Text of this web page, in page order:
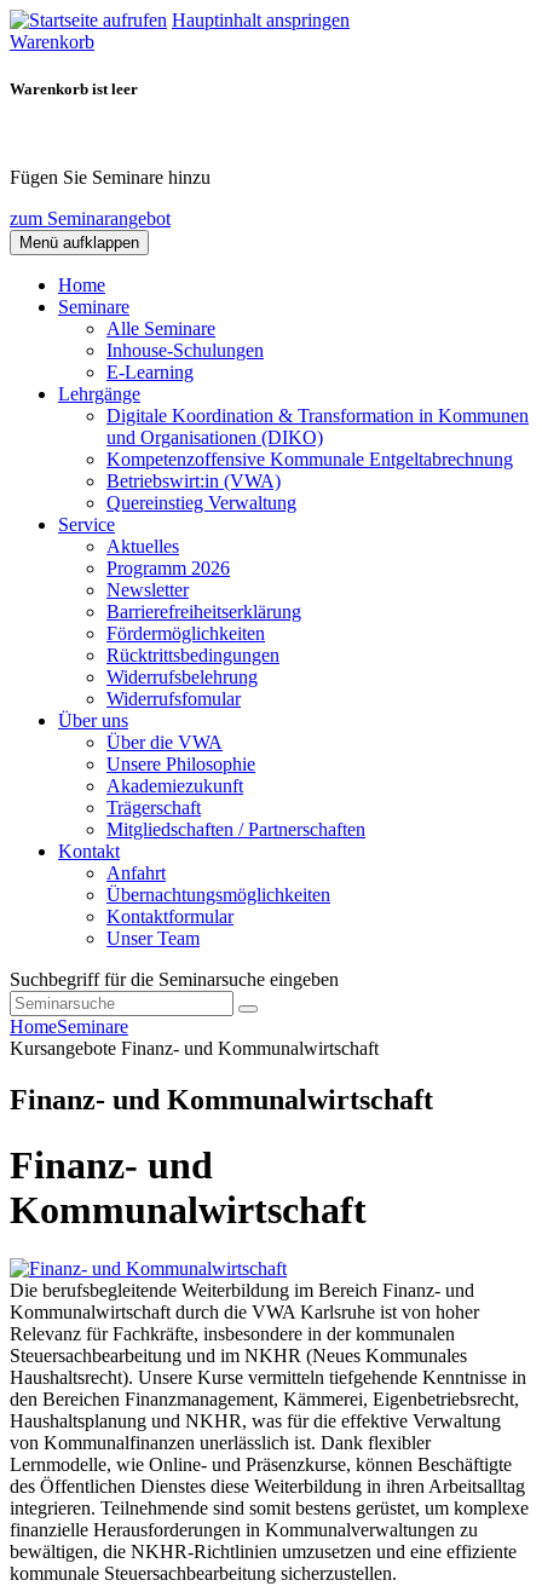
Hauptinhalt anspringen
Warenkorb
Warenkorb ist leer
Fügen Sie Seminare hinzu
zum Seminarangebot
Menü aufklappen
Home
Seminare
Alle Seminare
Inhouse-Schulungen
E-Learning
Lehrgänge
Digitale Koordination & Transformation in Kommunen
und Organisationen (DIKO)
Kompetenzoffensive Kommunale Entgeltabrechnung
Betriebswirt:in (VWA)
Quereinstieg Verwaltung
Service
Aktuelles
Programm 2026
Newsletter
Barrierefreiheitserklärung
Fördermöglichkeiten
Rücktrittsbedingungen
Widerrufsbelehrung
Widerrufsfomular
Über uns
Über die VWA
Unsere Philosophie
Akademiezukunft
Trägerschaft
Mitgliedschaften / Partnerschaften
Kontakt
Anfahrt
Übernachtungsmöglichkeiten
Kontaktformular
Unser Team
Suchbegriff für die Seminarsuche eingeben
HomeSeminare
Kursangebote Finanz- und Kommunalwirtschaft
Finanz- und Kommunalwirtschaft
Finanz- und
Kommunalwirtschaft
Die berufsbegleitende Weiterbildung im Bereich Finanz- und
Kommunalwirtschaft durch die VWA Karlsruhe ist von hoher
Relevanz für Fachkräfte, insbesondere in der kommunalen
Steuersachbearbeitung und im NKHR (Neues Kommunales
Haushaltsrecht). Unsere Kurse vermitteln tiefgehende Kenntnisse in
den Bereichen Finanzmanagement, Kämmerei, Eigenbetriebsrecht,
Haushaltsplanung und NKHR, was für die effektive Verwaltung
von Kommunalfinanzen unerlässlich ist. Dank flexibler
Lernmodelle, wie Online- und Präsenzkurse, können Beschäftigte
des Öffentlichen Dienstes diese Weiterbildung in ihren Arbeitsalltag
integrieren. Teilnehmende sind somit bestens gerüstet, um komplexe
finanzielle Herausforderungen in Kommunalverwaltungen zu
bewältigen, die NKHR-Richtlinien umzusetzen und eine effiziente
kommunale Steuersachbearbeitung sicherzustellen.